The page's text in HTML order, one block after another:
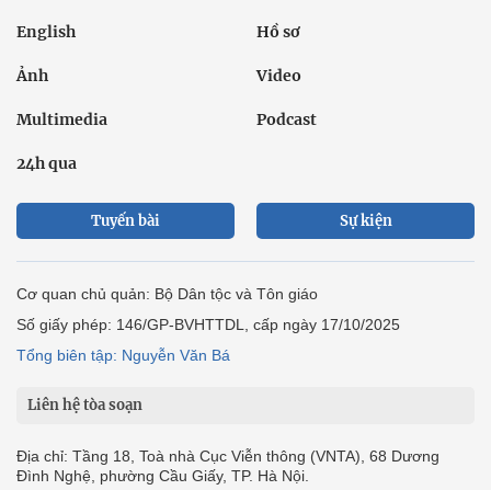
English Hồ sơ
Ảnh Video
Multimedia Podcast
24h qua
Tuyến bài Sự kiện
Cơ quan chủ quản: Bộ Dân tộc và Tôn giáo
Số giấy phép: 146/GP-BVHTTDL, cấp ngày 17/10/2025
Tổng biên tập: Nguyễn Văn Bá
Liên hệ tòa soạn
Địa chỉ: Tầng 18, Toà nhà Cục Viễn thông (VNTA), 68 Dương
Đình Nghệ, phường Cầu Giấy, TP. Hà Nội.